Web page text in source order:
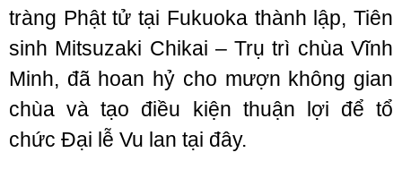
tràng Phật tử tại Fukuoka thành lập, Tiên
sinh Mitsuzaki Chikai – Trụ trì chùa Vĩnh
Minh, đã hoan hỷ cho mượn không gian
chùa và tạo điều kiện thuận lợi để tổ
chức Đại lễ Vu lan tại đây.